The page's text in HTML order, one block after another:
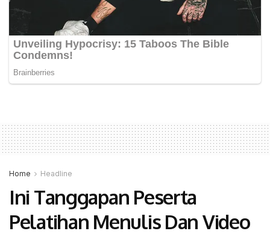
Home Headline
Ini Tanggapan Peserta
Pelatihan Menulis Dan Video